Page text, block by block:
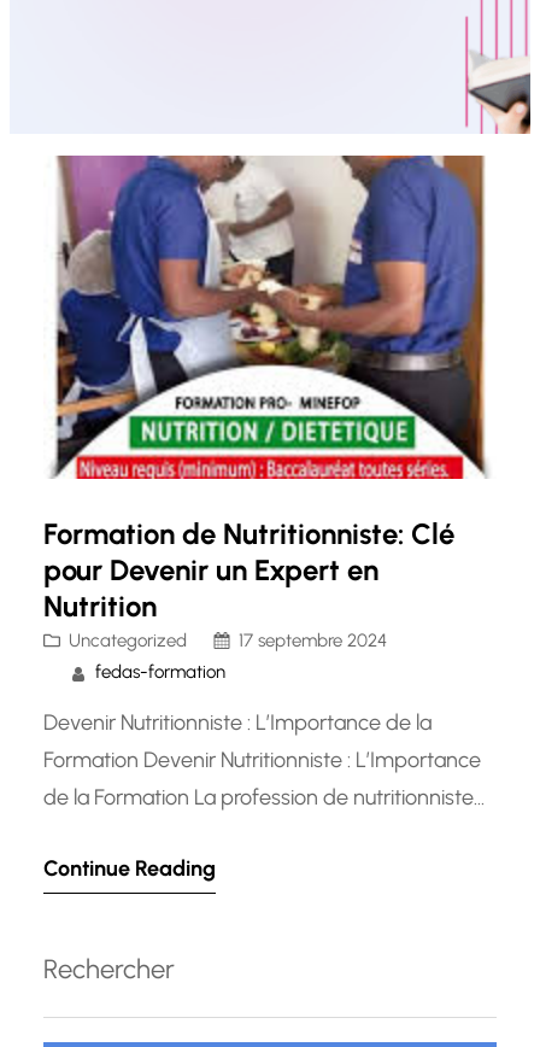
Formation de Nutritionniste: Clé
pour Devenir un Expert en
Nutrition
Uncategorized
17 septembre 2024
fedas-formation
Devenir Nutritionniste : L’Importance de la
Formation Devenir Nutritionniste : L’Importance
de la Formation La profession de nutritionniste
société moderne, où l’importance d’une
dans ce domaine passionnant et aider les
autres à améliorer…
Continue Reading
Rechercher